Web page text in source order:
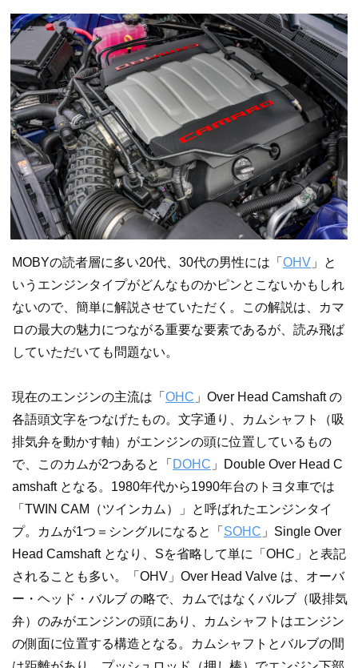
MOBYの読者層に多い20代、30代の男性には「 OHV 」と
いうエンジンタイプがどんなものかピンとこないかもしれ
ないので、簡単に解説させていただく。この解説は、カマ
ロの最大の魅力につながる重要な要素であるが、読み飛ば
していただいても問題ない。
現在のエンジンの主流は「 OHC 」Over Head Camshaft の
各語頭文字をつなげたもの。文字通り、カムシャフト（吸
排気弁を動かす軸）がエンジンの頭に位置しているもの
で、このカムが2つあると「 DOHC 」Double Over Head C
amshaft となる。1980年代から1990年台のトヨタ車では
「TWIN CAM（ツインカム）」と呼ばれたエンジンタイ
プ。カムが1つ＝シングルになると「 SOHC 」Single Over
Head Camshaft となり、Sを省略して単に「OHC」と表記
されることも多い。「OHV」Over Head Valve は、オーバ
ー・ヘッド・バルブ の略で、カムではなくバルブ（吸排気
弁）のみがエンジンの頭にあり、カムシャフトはエンジン
の側面に位置する構造となる。カムシャフトとバルブの間